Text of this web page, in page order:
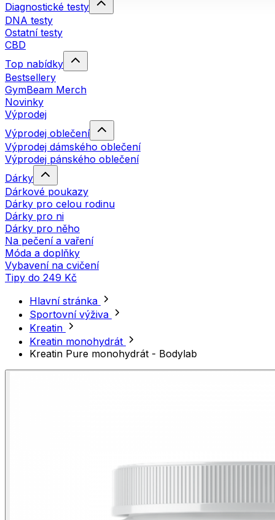
Diagnostické testy
DNA testy
Ostatní testy
CBD
Top nabídky
Bestsellery
GymBeam Merch
Novinky
Výprodej
Výprodej oblečení
Výprodej dámského oblečení
Výprodej pánského oblečení
Dárky
Dárkové poukazy
Dárky pro celou rodinu
Dárky pro ni
Dárky pro něho
Na pečení a vaření
Móda a doplňky
Vybavení na cvičení
Tipy do 249 Kč
Hlavní stránka
Sportovní výživa
Kreatin
Kreatin monohydrát
Kreatin Pure monohydrát - Bodylab